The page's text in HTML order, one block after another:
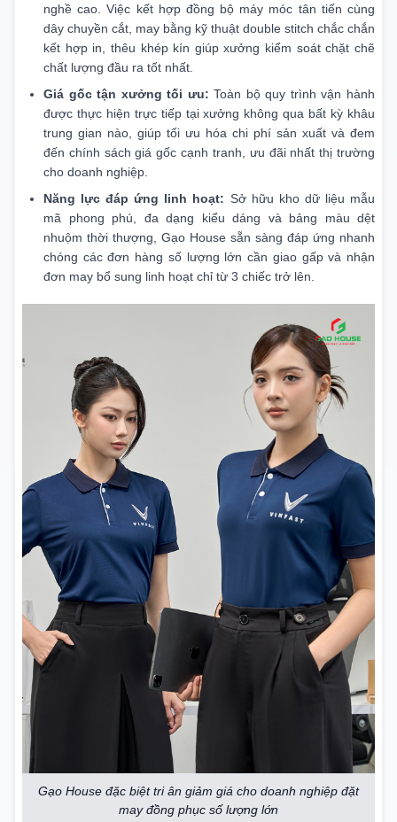
nghề cao. Việc kết hợp đồng bộ máy móc tân tiến cùng
dây chuyền cắt, may bằng kỹ thuật double stitch chắc chắn
kết hợp in, thêu khép kín giúp xưởng kiểm soát chặt chẽ
chất lượng đầu ra tốt nhất.
Giá gốc tận xưởng tối ưu: Toàn bộ quy trình vận hành
được thực hiện trực tiếp tại xưởng không qua bất kỳ khâu
trung gian nào, giúp tối ưu hóa chi phí sản xuất và đem
đến chính sách giá gốc cạnh tranh, ưu đãi nhất thị trường
cho doanh nghiệp.
Năng lực đáp ứng linh hoạt: Sở hữu kho dữ liệu mẫu
mã phong phú, đa dạng kiểu dáng và bảng màu dệt
nhuộm thời thượng, Gạo House sẵn sàng đáp ứng nhanh
chóng các đơn hàng số lượng lớn cần giao gấp và nhận
đơn may bổ sung linh hoạt chỉ từ 3 chiếc trở lên.
Gạo House đặc biệt tri ân giảm giá cho doanh nghiệp đặt
may đồng phục số lượng lớn